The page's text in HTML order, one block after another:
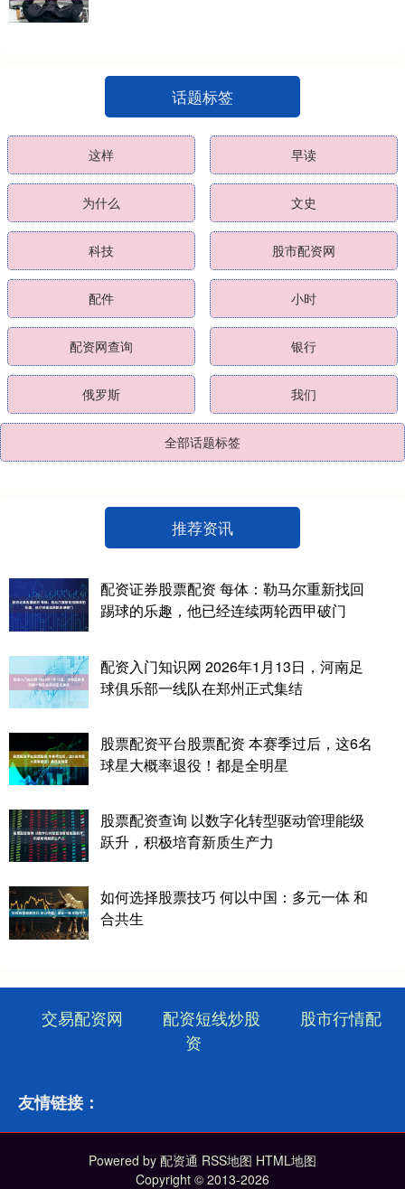
话题标签
这样 早读
为什么 文史
科技 股市配资网
配件 小时
配资网查询 银行
俄罗斯 我们
全部话题标签
推荐资讯
配资证券股票配资 每体：勒马尔重新找回
踢球的乐趣，他已经连续两轮西甲破门
配资入门知识网 2026年1月13日，河南足
球俱乐部一线队在郑州正式集结
股票配资平台股票配资 本赛季过后，这6名
球星大概率退役！都是全明星
股票配资查询 以数字化转型驱动管理能级
跃升，积极培育新质生产力
如何选择股票技巧 何以中国：多元一体 和
合共生
交易配资网 配资短线炒股
股市行情配
资
友情链接：
Powered by 配资通 RSS地图 HTML地图
Copyright © 2013-2026